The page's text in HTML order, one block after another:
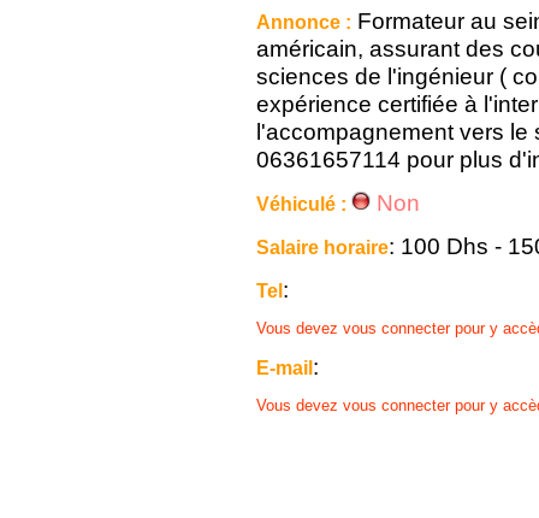
Annonce : Formateur au
américain, assurant des
sciences de l'ingénieur (
expérience certifiée à
l'accompagnement vers
06361657114 pour plus
Véhiculé : Non
Salaire horaire: 100 Dhs -
Tel:
Vous devez vous connecter pour y
E-mail:
Vous devez vous connecter pour y